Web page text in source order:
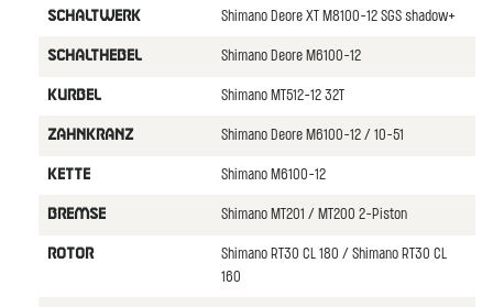
SCHALTWERK Shimano Deore XT M8100-12 SGS shadow+
SCHALTHEBEL Shimano Deore M6100-12
KURBEL Shimano MT512-12 32T
ZAHNKRANZ Shimano Deore M6100-12 / 10-51
KETTE Shimano M6100-12
BREMSE Shimano MT201 / MT200 2-Piston
ROTOR
Shimano RT30 CL 180 / Shimano RT30 CL
160